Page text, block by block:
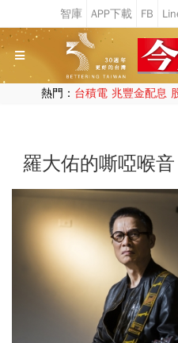
熱門： 台積電 兆豐金配息
羅大佑的嘶啞喉